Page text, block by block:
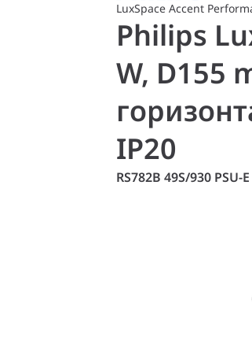
LuxSpace Accent
Philips
W, D155
IP20
RS782B 49S/930 PSU-